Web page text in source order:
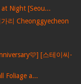
Night [Seou...
리 Cheonggyecheon
[스테이씨-
Foliage a...